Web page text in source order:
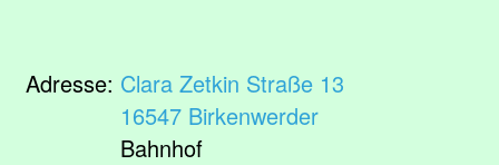
Adresse: Clara Zetkin Straße 13
16547 Birkenwerder
Bahnhof